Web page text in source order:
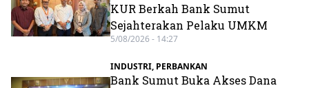
KUR Berkah Bank Sumut
Sejahterakan Pelaku UMKM
5/08/2026 - 14:27
INDUSTRI, PERBANKAN
Bank Sumut Buka Akses Dana